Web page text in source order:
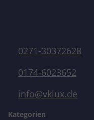
0271-30372628
0174-6023652
info@vklux.de
Kategorien